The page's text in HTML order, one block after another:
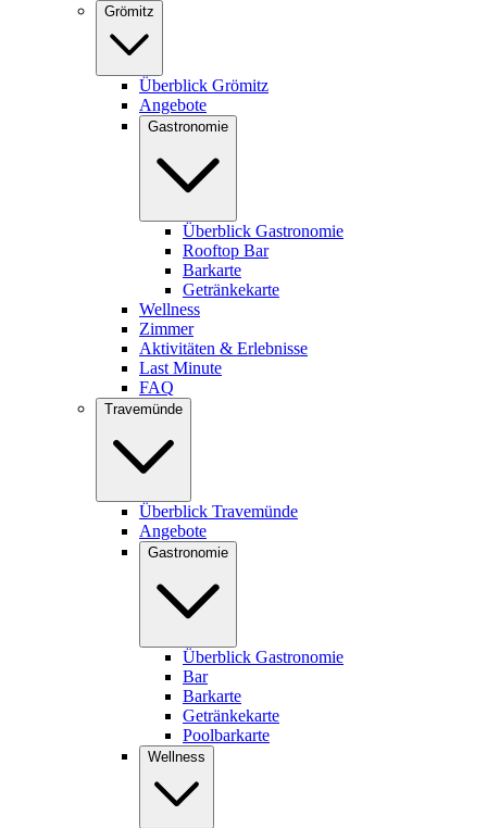
Grömitz
Überblick Grömitz
Angebote
Gastronomie
Überblick Gastronomie
Rooftop Bar
Barkarte
Getränkekarte
Wellness
Zimmer
Aktivitäten & Erlebnisse
Last Minute
FAQ
Travemünde
Überblick Travemünde
Angebote
Gastronomie
Überblick Gastronomie
Bar
Barkarte
Getränkekarte
Poolbarkarte
Wellness